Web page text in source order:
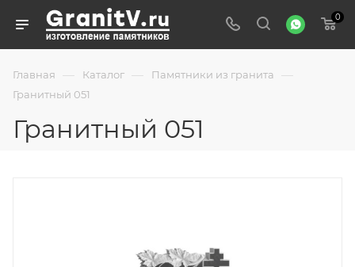
0
Главная — Каталог — Памятники из гранита —
Гранитный 051
Гранитный 051